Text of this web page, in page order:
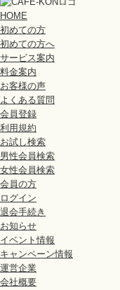
第4条（会員登録）
会員は、本規約のすべてに
弊社は、前項の会員登録の
ます。尚、弊社は理由を開
弊社が会員登録の申請を承
とします。
弊社は会員に対し会員IDを発
会員は、会員IDのほか、個
し、同意するものとします。
会員は、弊社から本サービ
に同意するものとします。
第5条（サービスの種類）
弊社が企画・運営するサービス
お気軽カフェ婚活「カフェコ
申込者とお相手とのお見合
カフェコン・セカンド
40歳以上の方を対象に申込
イベント
会員及び一般の方を対象に
HOME
初めての方
初めての方へ
サービス案内
料金案内
お客様の声
よくある質問
会員登録
利用規約
お試し検索
男性会員検索
女性会員検索
会員の方
ログイン
退会手続き
お知らせ
イベント情報
キャンペーン情報
運営企業
会社概要